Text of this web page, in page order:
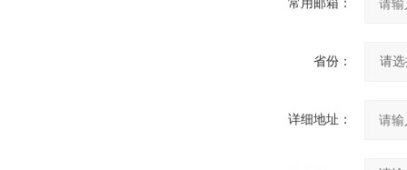
常用邮箱：
省份：
详细地址：